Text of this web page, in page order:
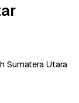
Sumatera Utara